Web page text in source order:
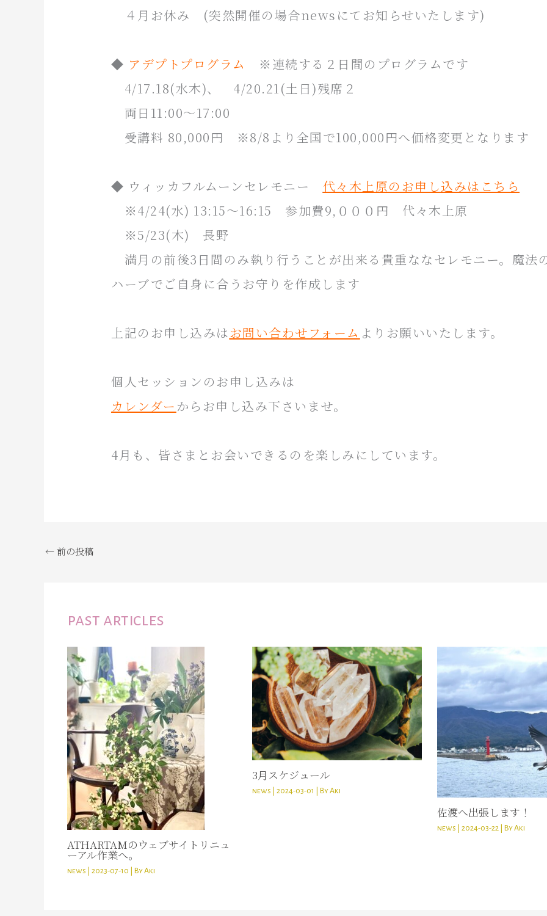
４月お休み (突然開催の場合newsにてお知らせいたします)
◆ アデプトプログラム
※連続する２日間のプログラムです
4/17.18(水木)、 4/20.21(土日)残席２
両日11:00〜17:00
受講料 80,000円 ※8/8より全国で100,000円へ価格変更となります
◆ ウィッカフルムーンセレモニー 代々木上原のお申し込みはこちら
※4/24(水) 13:15〜16:15 参加費9,０００円 代々木上原
※5/23(木) 長野
満月の前後3日間のみ執り行うことが出来る貴重ななセレモニー。魔法
ハーブでご自身に合うお守りを作成します
上記のお申し込みはお問い合わせフォーム よりお願いいたします。
個人セッションのお申し込みは
カレンダー からお申し込み下さいませ。
4月も、皆さまとお会いできるのを楽しみにしています。
←前の投稿
past articles
ATHARTAMのウェブサイトリニュ
ーアル作業へ。
news 2023-07-10 | ByAki
3月スケジュール
news 2024-03-01 | ByAki
佐渡へ出張します！
news |2024-03-22 | ByAki